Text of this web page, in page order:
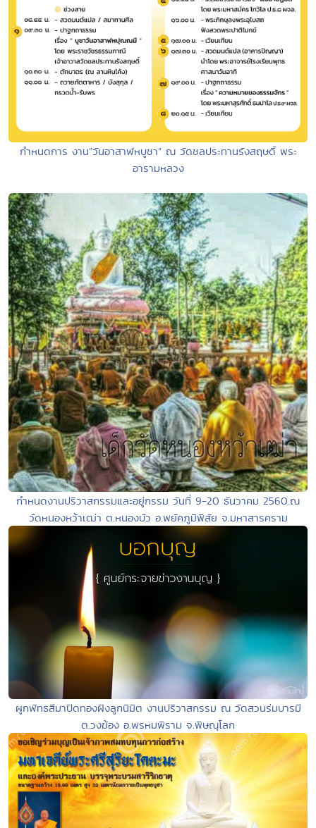
กำหนดการ งาน”วันอาสาฬหบูชา” ณ วัดชลประทานรังสฤษดิ์ พระ
อารามหลวง
กำหนดงานปริวาสกรรมและอยู่กรรม วันที่ 9-20 ธันวาคม 2560.ณ
วัดหนองหว้าเฒ่า ต.หนองบัว อ.พยัคภูมิพิสัย จ.มหาสารคราม
ผูกพัทธสีมาปิดทองฝังลูกนิมิต งานปริวาสกรรม ณ วัดสวนร่มบารมี
ต.วงฆ้อง อ.พรหมพิราม จ.พิษณุโลก